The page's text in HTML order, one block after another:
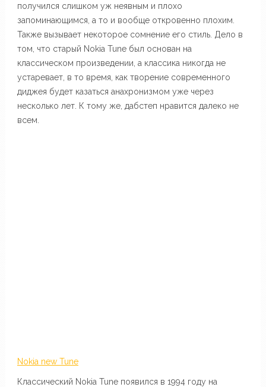
получился слишком уж неявным и плохо
запоминающимся, а то и вообще откровенно плохим.
Также вызывает некоторое сомнение его стиль. Дело в
том, что старый Nokia Tune был основан на
классическом произведении, а классика никогда не
устаревает, в то время, как творение современного
диджея будет казаться анахронизмом уже через
несколько лет. К тому же, дабстеп нравится далеко не
всем.
Nokia new Tune
Классический Nokia Tune появился в 1994 году на